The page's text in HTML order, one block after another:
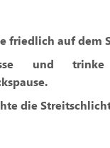
friedlich auf dem
und
die